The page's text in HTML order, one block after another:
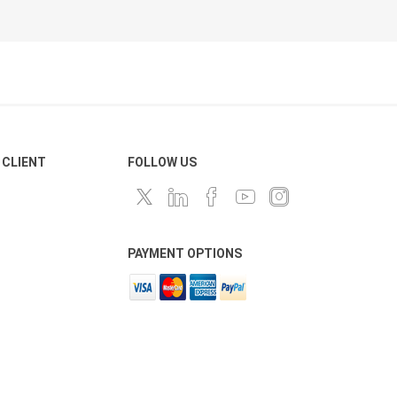
CLIENT FOLLOW US
PAYMENT OPTIONS